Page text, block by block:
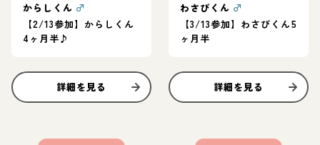
からしくん ♂
【2/13参加】からしくん
4ヶ月半♪
詳細を見る
わさびくん ♂
【3/13参加】わさびくん5
ヶ月半
詳細を見る